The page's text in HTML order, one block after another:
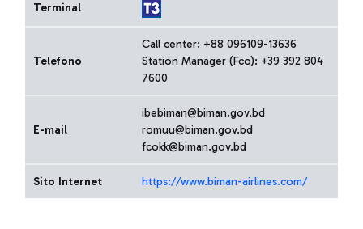
Terminal
Telefono
Call center: +88 096109-13636
Station Manager (Fco): +39 392 804
7600
E-mail
ibebiman@biman.gov.bd
romuu@biman.gov.bd
fcokk@biman.gov.bd
Sito Internet https://www.biman-airlines.com/